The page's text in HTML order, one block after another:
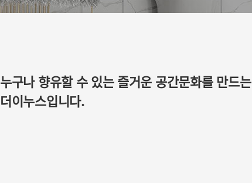
누구나 향유할 수 있는 즐거운 공간문화를 만드는
더이누스입니다.